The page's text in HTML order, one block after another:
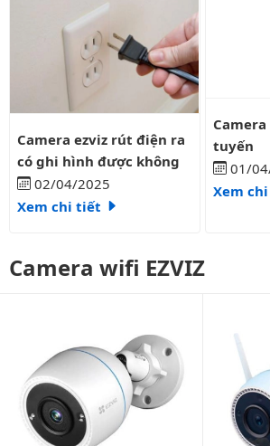
Camera ezviz rút điện ra có ghi hình
Camera ezviz rút điện ra
có ghi hình được không
02/04/2025
Xem chi tiết
tuyến
01/
Xem
Camera wifi EZVIZ